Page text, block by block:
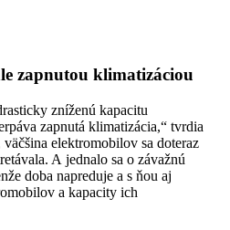
zapnutou klimatizáciou
zníženú kapacitu
zapnutá klimatizácia,“ tvrdia
elektromobilov sa doteraz
A jednalo sa o závažnú
doba napreduje a s ňou aj
a kapacity ich